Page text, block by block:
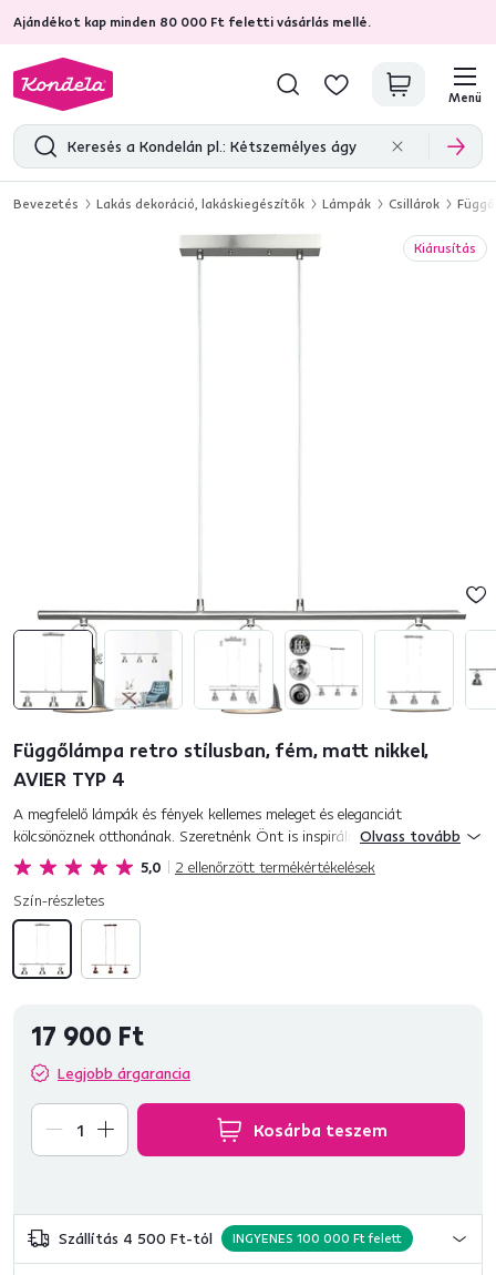
Ajándékot kap minden 80 000 Ft feletti vásárlás mellé.
4,7 31 333 ellenőrzött termékértékelések
Menü
Bevezetés Lakás dekoráció, lakáskiegészítők Lámpák Csillárok
Kiárusítás
Függőlámpa retro stílusban, fém, matt nikkel,
AVIER TYP 4
5,0 2 ellenőrzött termékértékelések
A megfelelő lámpák és fények kellemes meleget és eleganciát
kölcsönöznek otthonának. Szeretnénk Önt is inspirálni. Ha szabadon álló
lámpára van szüksége a nappaliba, vagy lámpára az éjjeliszek...
Olvass tovább
Szín-részletes
17 900 Ft
Legjobb árgarancia
Kosárba teszem
Szállítás 4 500 Ft-tól INGYENES 100 000 Ft felett